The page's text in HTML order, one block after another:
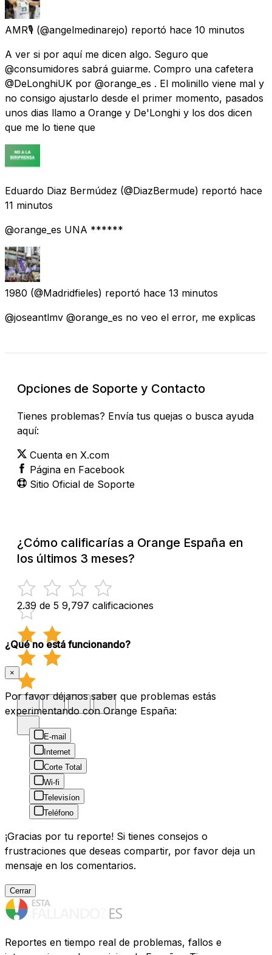
AMR🎙 (@angelmedinarejo) reportó hace 10 minutos
A ver si por aquí me dicen algo. Seguro que
@consumidores sabrá guiarme. Compro una cafetera
@DeLonghiUK por @orange_es . El molinillo viene mal y
no consigo ajustarlo desde el primer momento, pasados
unos dias llamo a Orange y De'Longhi y los dos dicen
que me lo tiene que
Eduardo Diaz Bermúdez (@DiazBermude) reportó hace
11 minutos
@orange_es UNA ******
1980 (@Madridfieles) reportó hace 13 minutos
@joseantlmv @orange_es no veo el error, me explicas
Opciones de Soporte y Contacto
Tienes problemas? Envía tus quejas o busca ayuda
aquí:
Cuenta en X.com
Página en Facebook
Sitio Oficial de Soporte
¿Cómo calificarías a Orange España en
los últimos 3 meses?
2.39 de 5 9,797 calificaciones
¿Qué no está funcionando?
×
Por favor déjanos saber que problemas estás
experimentando con Orange España:
E-mail
Internet
Corte Total
Wi-fi
Televisíon
Teléfono
¡Gracias por tu reporte! Si tienes consejos o
frustraciones que deseas compartir, por favor deja un
mensaje en los comentarios.
Cerrar
Reportes en tiempo real de problemas, fallos e